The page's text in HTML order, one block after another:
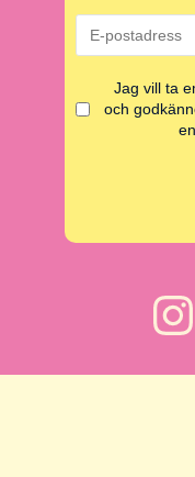
Jag vill ta
och